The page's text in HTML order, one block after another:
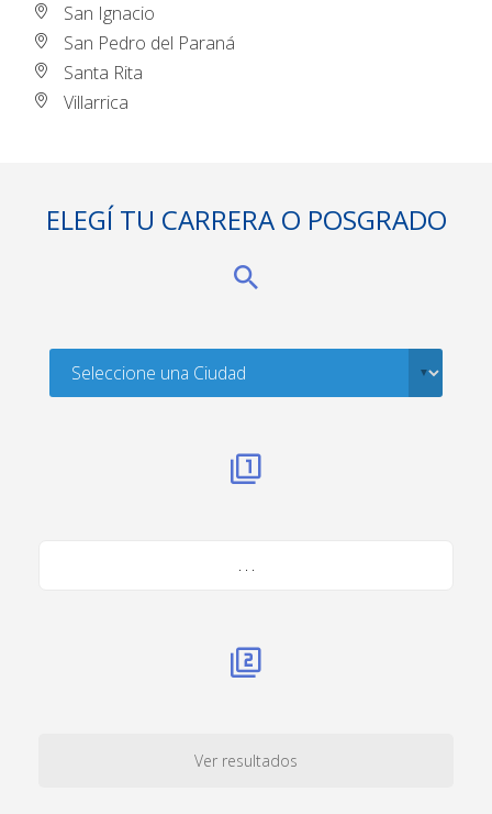
San Ignacio
San Pedro del Paraná
Santa Rita
Villarrica
ELEGÍ TU CARRERA O POSGRADO
. . .
Ver resultados